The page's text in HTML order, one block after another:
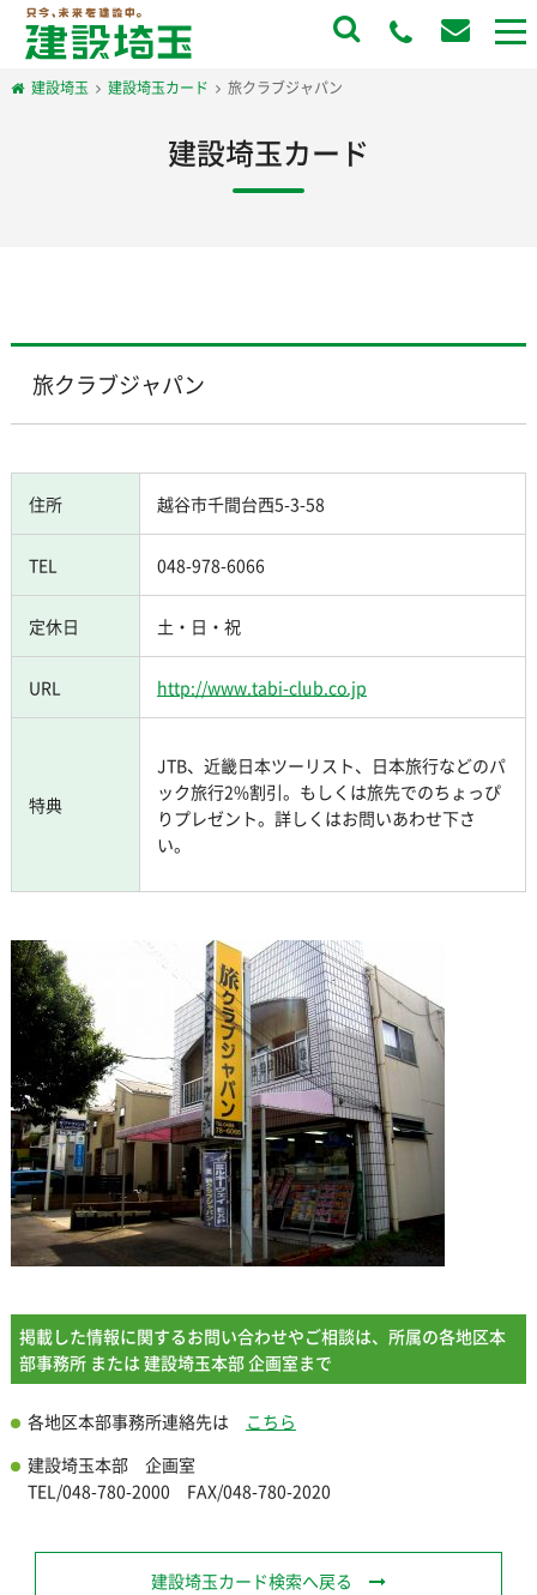
建設埼玉 建設埼玉カード 旅クラブジャパン
建設埼玉カード
旅クラブジャパン
住所 越谷市千間台西5-3-58
TEL 048-978-6066
定休日 土・日・祝
URL http://www.tabi-club.co.jp
特典
JTB、近畿日本ツーリスト、日本旅行などのパ
ック旅行2%割引。もしくは旅先でのちょっぴ
りプレゼント。詳しくはお問いあわせ下さ
い。
掲載した情報に関するお問い合わせやご相談は、所属の各地区本
部事務所 または 建設埼玉本部 企画室まで
各地区本部事務所連絡先は
こちら
建設埼玉本部 企画室
TEL/048-780-2000 FAX/048-780-2020
建設埼玉カード検索へ戻る